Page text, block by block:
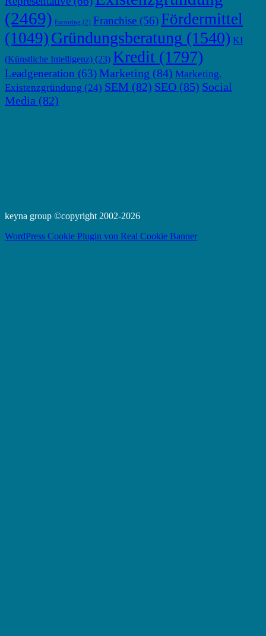
(2469) Factoring (2) Franchise (56) Fördermittel
(1049) Gründungsberatung (1540) KI
(Künstliche Intelligenz) (23) Kredit (1797)
Leadgeneration (63)Marketing (84) Marketing.
Existenzgründung (24) SEM (82) SEO (85) Social
Media (82)
keyna group ©copyright 2002-2026
WordPress Cookie Plugin von Real Cookie Banner